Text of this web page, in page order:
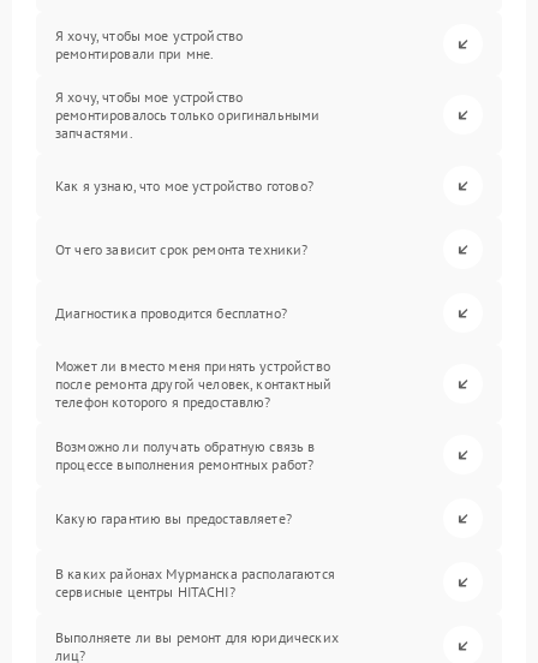
Я хочу, чтобы мое устройство
ремонтировали при мне.
Я хочу, чтобы мое устройство
ремонтировалось только оригинальными
запчастями.
Как я узнаю, что мое устройство готово?
От чего зависит срок ремонта техники?
Диагностика проводится бесплатно?
Может ли вместо меня принять устройство
после ремонта другой человек, контактный
телефон которого я предоставлю?
Возможно ли получать обратную связь в
процессе выполнения ремонтных работ?
Какую гарантию вы предоставляете?
В каких районах Мурманска располагаются
сервисные центры HITACHI?
Выполняете ли вы ремонт для юридических
лиц?